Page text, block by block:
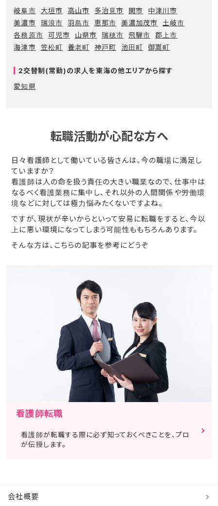
岐阜市
大垣市 高山市 多治見市 関市
中津川市
美濃市
瑞浪市 羽島市 恵那市 美濃加茂市
土岐市
各務原市
可児市 山県市 瑞穂市 飛騨市
郡上市
海津市
笠松町 養老町 神戸町 池田町 御嵩町
2交替制(常勤)の求人を東海の他エリアから探す
愛知県
転職活動が心配な方へ
日々看護師として働いている皆さんは、今の職場に満足し
ていますか？
看護師は人の命を扱う責任の大きい職業なので、仕事中は
なるべく看護業務に集中し、それ以外の人間関係や労働環
境などに対しては極力悩みたくないですよね。
ですが、現状が辛いからといって安易に転職をすると、今以
上に悪い環境になってしまう可能性ももちろんあります。
そんな方は、こちらの記事を参考にどうぞ
看護師転職
看護師が転職する際に必ず知っておくべきことを、プロ
が伝授します。
会社概要